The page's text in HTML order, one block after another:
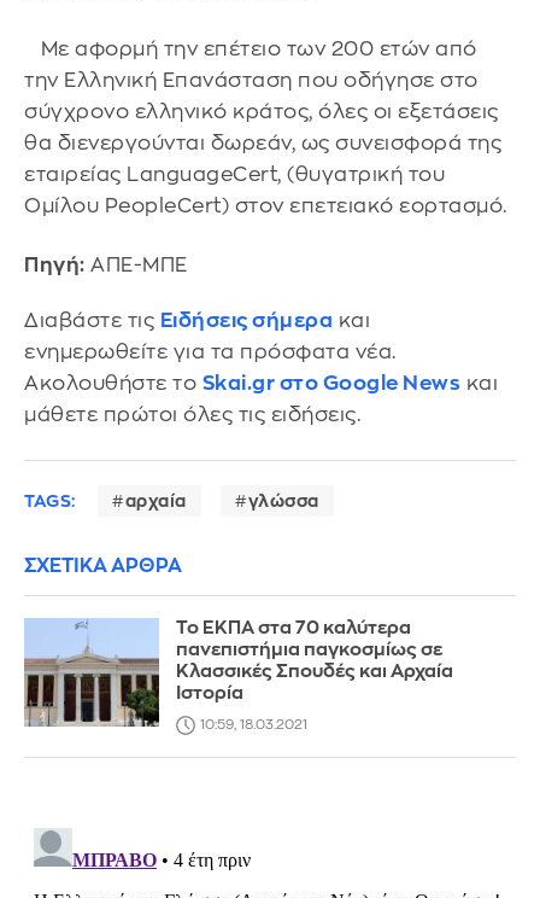
Με αφορμή την επέτειο των 200 ετών από
την Ελληνική Επανάσταση που οδήγησε στο
σύγχρονο ελληνικό κράτος, όλες οι εξετάσεις
θα διενεργούνται δωρεάν, ως συνεισφορά της
εταιρείας LanguageCert, (θυγατρική του
Ομίλου PeopleCert) στον επετειακό εορτασμό.
Πηγή: ΑΠΕ-ΜΠΕ
Διαβάστε τις Ειδήσεις σήμερα και
ενημερωθείτε για τα πρόσφατα νέα.
Ακολουθήστε το Skai.gr στο Google News και
μάθετε πρώτοι όλες τις ειδήσεις.
TAGS: αρχαία γλώσσα
ΣΧΕΤΙΚΑ ΑΡΘΡΑ
Το ΕΚΠΑ στα 70 καλύτερα
πανεπιστήμια παγκοσμίως σε
Κλασσικές Σπουδές και Αρχαία
Ιστορία
10:59, 18.03.2021